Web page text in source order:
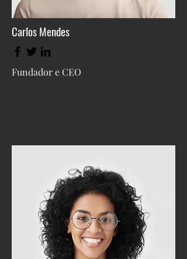
Carlos Mendes
Fundador e CEO